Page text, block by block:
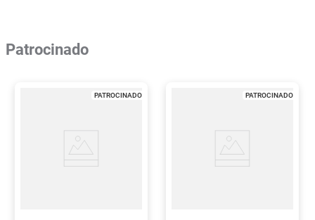
Patrocinado
PATROCINADO PATROCINADO